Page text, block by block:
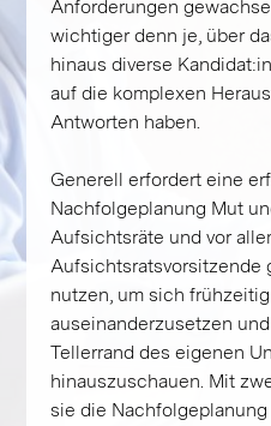
Anforderungen
wichtiger denn je, über
hinaus diverse
auf die komplexen
Antworten haben.
Generell erfordert eine
Nachfolgeplanung Mut
Aufsichtsräte und vor
Aufsichtsratsvorsitzende
nutzen, um sich
auseinanderzusetzen
Tellerrand des eigenen
hinauszuschauen. Mit
sie die